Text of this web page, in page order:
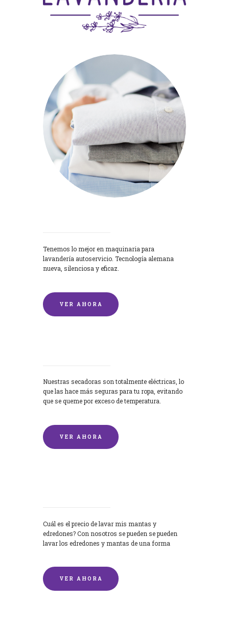
Tenemos lo mejor en maquinaria para
lavandería autoservicio. Tecnología alemana
nueva, silenciosa y eficaz.
VER AHORA
Nuestras secadoras son totalmente eléctricas, lo
que las hace más seguras para tu ropa, evitando
que se queme por exceso de temperatura.
VER AHORA
Cuál es el precio de lavar mis mantas y
edredones? Con nosotros se pueden se pueden
lavar los edredones y mantas de una forma
VER AHORA